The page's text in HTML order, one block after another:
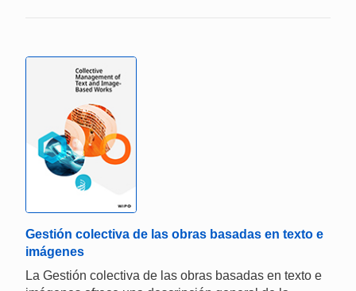
Gestión colectiva de las obras basadas en texto e
imágenes
La Gestión colectiva de las obras basadas en texto e